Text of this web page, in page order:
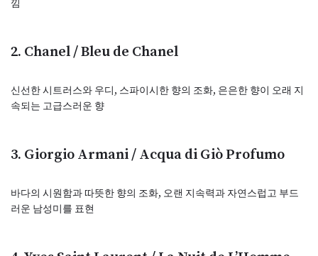
낌
2. Chanel / Bleu de Chanel
신선한 시트러스와 우디, 스파이시한 향의 조화, 은은한 향이 오래 지
속되는 고급스러운 향
3. Giorgio Armani / Acqua di Giò Profumo
바다의 시원함과 따뜻한 향의 조화, 오랜 지속력과 자연스럽고 부드
러운 남성미를 표현